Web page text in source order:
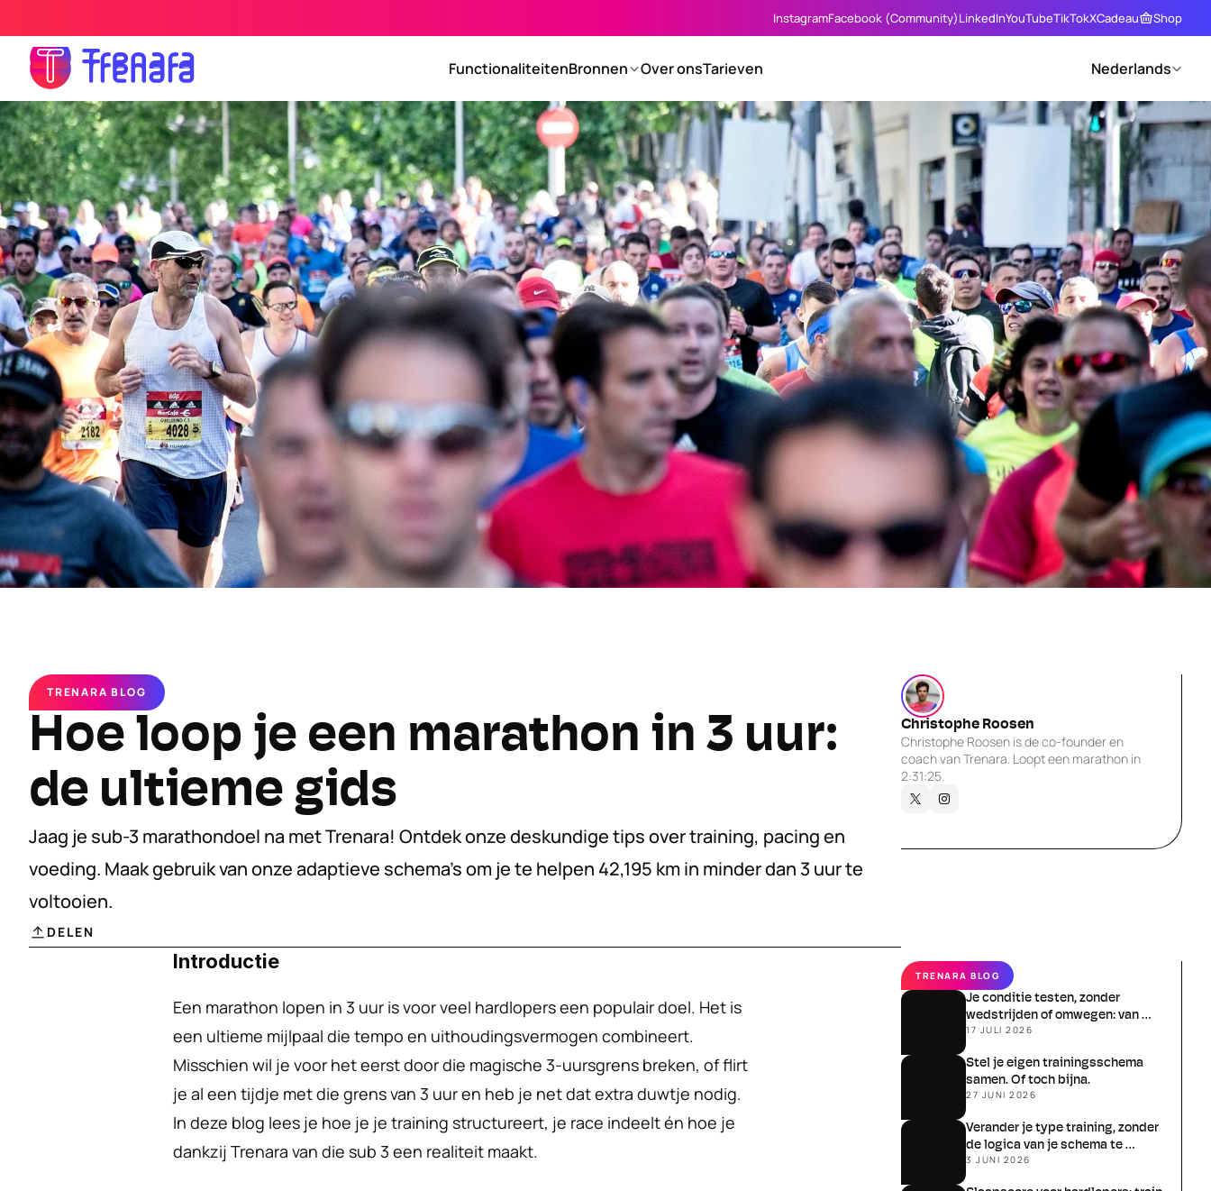
TRENARA BLOG
Hoe loop je een marathon in 3 uur:
de ultieme gids
Jaag je sub-3 marathondoel na met Trenara! Ontdek onze deskundige tips over training, pacing en
voeding. Maak gebruik van onze adaptieve schema's om je te helpen 42,195 km in minder dan 3 uur te
voltooien.
Christophe Roosen
Christophe Roosen is de co-founder en
coach van Trenara. Loopt een marathon in
2:31:25.
DELEN
Introductie
Een marathon lopen in 3 uur is voor veel hardlopers een populair doel. Het is
een ultieme mijlpaal die tempo en uithoudingsvermogen combineert.
Misschien wil je voor het eerst door die magische 3-uursgrens breken, of flirt
je al een tijdje met die grens van 3 uur en heb je net dat extra duwtje nodig.
In deze blog lees je hoe je je training structureert, je race indeelt én hoe je
dankzij Trenara van die sub 3 een realiteit maakt.
TRENARA BLOG
Je conditie testen, zonder
wedstrijden of omwegen: van
schatten naar meten
17 JULI 2026
Stel je eigen trainingsschema
samen. Of toch bijna.
27 JUNI 2026
Verander je type training, zonder
de logica van je schema te
verliezen
3 JUNI 2026
InstagramFacebook (Community)LinkedInYouTubeTikTokXCadeau Shop
FunctionaliteitenBronnen Over onsTarieven Nederlands